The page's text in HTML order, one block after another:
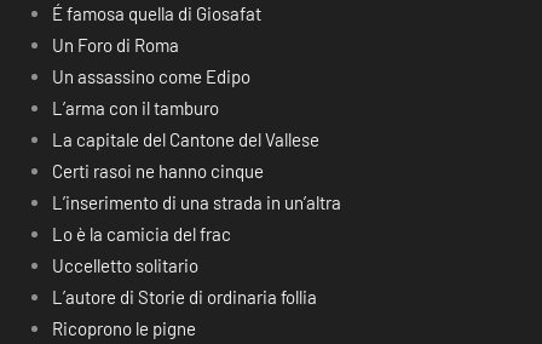
É famosa quella di Giosafat
Un Foro di Roma
Un assassino come Edipo
L’arma con il tamburo
La capitale del Cantone del Vallese
Certi rasoi ne hanno cinque
L’inserimento di una strada in un’altra
Lo è la camicia del frac
Uccelletto solitario
L’autore di Storie di ordinaria follia
Ricoprono le pigne